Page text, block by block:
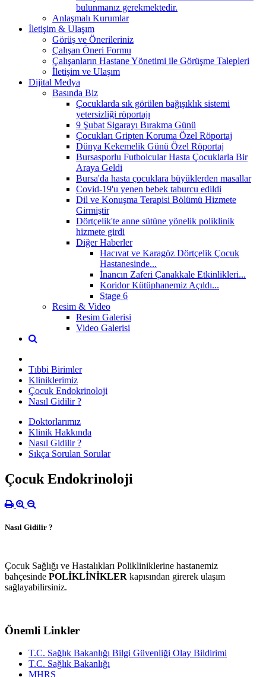
bulunmanız gerekmektedir.
Anlaşmalı Kurumlar
İletişim & Ulaşım
Görüş ve Önerileriniz
Çalışan Öneri Formu
Çalışanların Hastane Yönetimi ile Görüşme Talepleri
İletişim ve Ulaşım
Dijital Medya
Basında Biz
Çocuklarda sık görülen bağışıklık sistemi
yetersizliği röportajı
9 Şubat Sigarayı Bırakma Günü
Çocukları Gripten Koruma Özel Röportaj
Dünya Kekemelik Günü Özel Röportaj
Bursasporlu Futbolcular Hasta Çocuklarla Bir
Araya Geldi
Bursa'da hasta çocuklara büyüklerden masallar
Covid-19'u yenen bebek taburcu edildi
Dil ve Konuşma Terapisi Bölümü Hizmete
Girmiştir
Dörtçelik'te anne sütüne yönelik poliklinik
hizmete girdi
Diğer Haberler
Hacıvat ve Karagöz Dörtçelik Çocuk
Hastanesinde...
İnancın Zaferi Çanakkale Etkinlikleri...
Koridor Kütüphanemiz Açıldı...
Stage 6
Resim & Video
Resim Galerisi
Video Galerisi
Tıbbi Birimler
Kliniklerimiz
Çocuk Endokrinoloji
Nasıl Gidilir ?
Doktorlarımız
Klinik Hakkında
Nasıl Gidilir ?
Sıkça Sorulan Sorular
Çocuk Endokrinoloji
Nasıl Gidilir ?
Çocuk Sağlığı ve Hastalıkları Polikliniklerine hastanemiz
bahçesinde POLİKLİNİKLER kapısından girerek ulaşım
sağlayabilirsiniz.
Önemli Linkler
T.C. Sağlık Bakanlığı Bilgi Güvenliği Olay Bildirimi
T.C. Sağlık Bakanlığı
MHRS